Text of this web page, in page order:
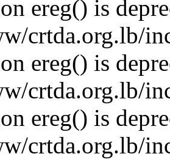
ereg() is
crtda.org.lb/
ereg() is
crtda.org.lb/
ereg() is
crtda.org.lb/